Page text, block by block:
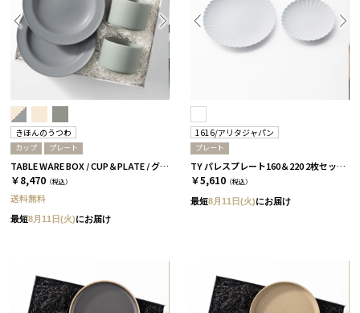
きほんのうつわ
カップ プレート
TABLE WARE BOX / CUP＆PLATE / グレー［きほんのうつわ］
￥8,470 （税込）
送料無料
最短8月11日(火)にお届け
1616/アリタジャパン
プレート
TY パレスプレート160＆220 2枚セット［1616/アリタジャパン］
￥5,610 （税込）
最短8月11日(火)にお届け